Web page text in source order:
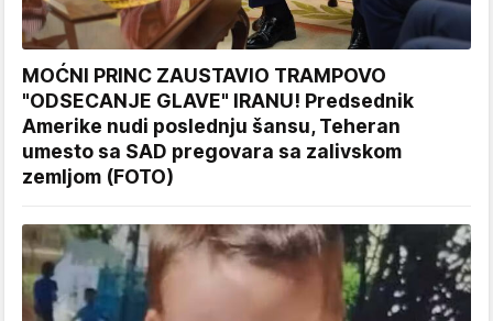
MOĆNI PRINC ZAUSTAVIO TRAMPOVO
"ODSECANJE GLAVE" IRANU! Predsednik
Amerike nudi poslednju šansu, Teheran
umesto sa SAD pregovara sa zalivskom
zemljom (FOTO)